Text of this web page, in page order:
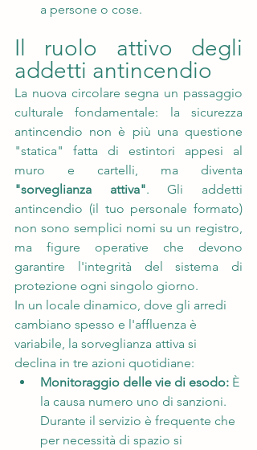
a persone o cose.
Il ruolo attivo degli
addetti antincendio
La nuova circolare segna un passaggio
culturale fondamentale: la sicurezza
antincendio non è più una questione
"statica" fatta di estintori appesi al
"sorveglianza attiva". Gli addetti
antincendio (il tuo personale formato)
non sono semplici nomi su un registro,
ma figure operative che devono
garantire l'integrità del sistema di
protezione ogni singolo giorno.
In un locale dinamico, dove gli arredi
cambiano spesso e l'affluenza è
variabile, la sorveglianza attiva si
declina in tre azioni quotidiane:
Monitoraggio delle vie di esodo: È
la causa numero uno di sanzioni.
Durante il servizio è frequente che
per necessità di spazio si